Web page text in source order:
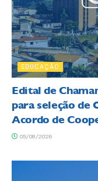
EDUCAÇÃO
Edital de
para seleção de
Acordo de
05/08/2026